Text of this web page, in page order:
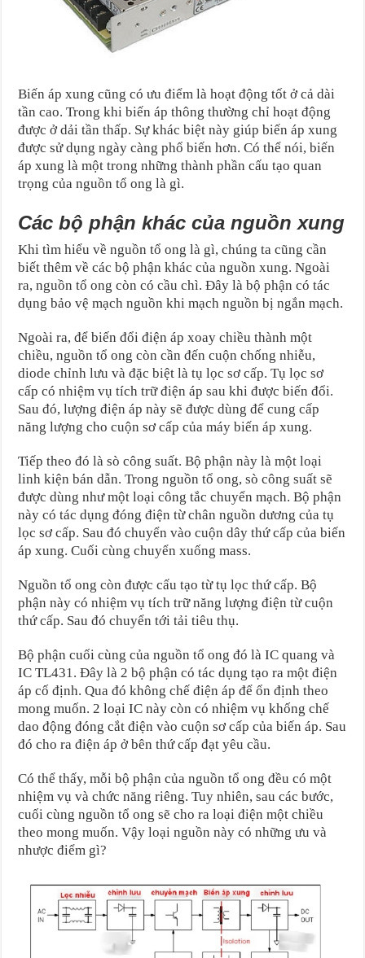
Biến áp xung cũng có ưu điểm là hoạt động tốt ở cả dài
tần cao. Trong khi biến áp thông thường chỉ hoạt động
được ở dải tần thấp. Sự khác biệt này giúp biến áp xung
được sử dụng ngày càng phổ biến hơn. Có thể nói, biến
áp xung là một trong những thành phần cấu tạo quan
trọng của nguồn tổ ong là gì.
Các bộ phận khác của nguồn xung
Khi tìm hiểu về nguồn tổ ong là gì, chúng ta cũng cần
biết thêm về các bộ phận khác của nguồn xung. Ngoài
ra, nguồn tổ ong còn có cầu chì. Đây là bộ phận có tác
dụng bảo vệ mạch nguồn khi mạch nguồn bị ngắn mạch.
Ngoài ra, để biến đổi điện áp xoay chiều thành một
chiều, nguồn tổ ong còn cần đến cuộn chống nhiễu,
diode chỉnh lưu và đặc biệt là tụ lọc sơ cấp. Tụ lọc sơ
cấp có nhiệm vụ tích trữ điện áp sau khi được biến đổi.
Sau đó, lượng điện áp này sẽ được dùng để cung cấp
năng lượng cho cuộn sơ cấp của máy biến áp xung.
Tiếp theo đó là sò công suất. Bộ phận này là một loại
linh kiện bán dẫn. Trong nguồn tổ ong, sò công suất sẽ
được dùng như một loại công tắc chuyển mạch. Bộ phận
này có tác dụng đóng điện từ chân nguồn dương của tụ
lọc sơ cấp. Sau đó chuyển vào cuộn dây thứ cấp của biến
áp xung. Cuối cùng chuyển xuống mass.
Nguồn tổ ong còn được cấu tạo từ tụ lọc thứ cấp. Bộ
phận này có nhiệm vụ tích trữ năng lượng điện từ cuộn
thứ cấp. Sau đó chuyển tới tải tiêu thụ.
Bộ phận cuối cùng của nguồn tổ ong đó là IC quang và
IC TL431. Đây là 2 bộ phận có tác dụng tạo ra một điện
áp cố định. Qua đó không chế điện áp để ổn định theo
mong muốn. 2 loại IC này còn có nhiệm vụ khống chế
dao động đóng cắt điện vào cuộn sơ cấp của biến áp. Sau
đó cho ra điện áp ở bên thứ cấp đạt yêu cầu.
Có thể thấy, mỗi bộ phận của nguồn tổ ong đều có một
nhiệm vụ và chức năng riêng. Tuy nhiên, sau các bước,
cuối cùng nguồn tổ ong sẽ cho ra loại điện một chiều
theo mong muốn. Vậy loại nguồn này có những ưu và
nhược điểm gì?